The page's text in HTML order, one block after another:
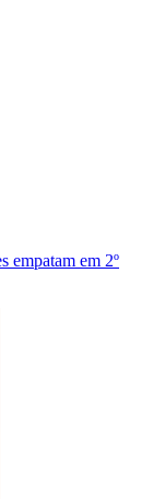
empatam em 2º